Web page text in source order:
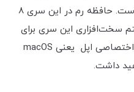
حافظه اختصاصی استفاده شده است. حافظه رم در این سری 8
سخت‌افزاری این سری برای
پردازش اطلاعات در سیستم‌ عامل اختصاصی اپل یعنی macOS
داشت.